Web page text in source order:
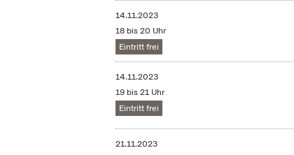
14.11.2023
18 bis 20 Uhr
Eintritt frei
14.11.2023
19 bis 21 Uhr
Eintritt frei
21.11.2023